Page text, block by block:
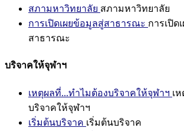
สภามหาวิทยาลัย สภามหาวิทยาลัย
การเปิดเผยข้อมูลสู่สาธารณะ การเปิด
สาธารณะ
บริจาคให้จุฬาฯ
เหตุผลที่...ทำไมต้องบริจาคให้จุฬาฯ เ
บริจาคให้จุฬาฯ
เริ่มต้นบริจาค เริ่มต้นบริจาค